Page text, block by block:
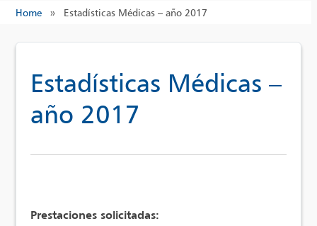
Home » Estadísticas Médicas – año 2017
Estadísticas Médicas –
año 2017
Prestaciones solicitadas: